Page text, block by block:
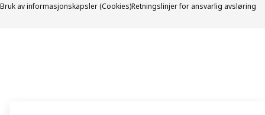
Bruk av informasjonskapsler (Cookies)Retningslinjer for ansvarlig avsløring